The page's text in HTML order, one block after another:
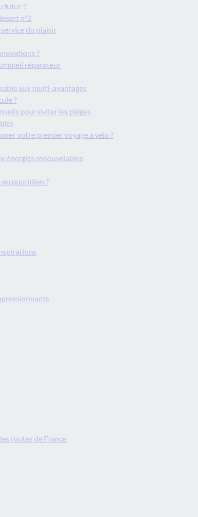
futur ?
n°2
du plaisir
?
réparateur
aux multi-avantages
?
pour éviter les pièges
votre premier voyage à vélo ?
énergies renouvelables
quotidien ?
routes de France